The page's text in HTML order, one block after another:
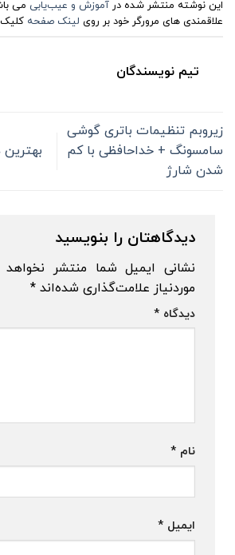
این نوشته منتشر شده در آموزش و عیب‌یابی می
علاقمندی های مرورگر خود بر روی لینک صفحه کلیک
تیم نویسندگان
زیروبم تنظیمات باتری گوشی
سامسونگ + خداحافظی با کم
شدن شارژ
بهترین
دیدگاهتان را بنویسید
نشانی ایمیل شما منتشر
موردنیاز علامت‌گذاری شده‌اند*
دیدگاه*
نام*
ایمیل*